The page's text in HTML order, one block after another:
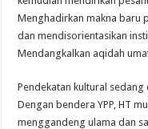
Menghadirkan makna baru
dan mendisorientasikan
Mendangkalkan aqidah
Pendekatan kultural sedang
Dengan bendera YPP, HT
menggandeng ulama dan